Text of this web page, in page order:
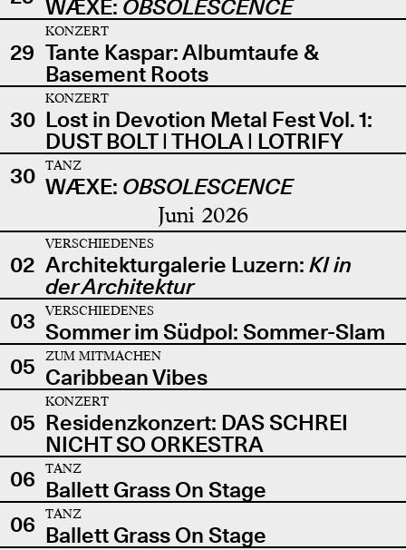
WÆXE: OBSOLESCENCE
29
KONZERT
Tante Kaspar: Albumtaufe &
Basement Roots
30
KONZERT
Lost in Devotion Metal Fest Vol. 1:
DUST BOLT | THOLA | LOTRIFY
30
TANZ
WÆXE: OBSOLESCENCE
Juni 2026
02
VERSCHIEDENES
Architekturgalerie Luzern: KI in
der Architektur
03
VERSCHIEDENES
Sommer im Südpol: Sommer-Slam
05
ZUM MITMACHEN
Caribbean Vibes
05
KONZERT
Residenzkonzert: DAS SCHREI
NICHT SO ORKESTRA
06
TANZ
Ballett Grass On Stage
06
TANZ
Ballett Grass On Stage